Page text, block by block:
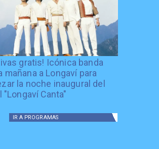
gratis! Icónica banda
mañana a Longaví para
la noche inaugural del
Canta"
IR A PROGRAMAS